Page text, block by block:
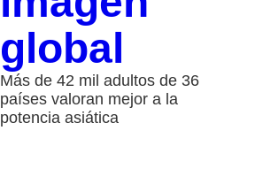
global
Más de 42 mil adultos de 36
países valoran mejor a la
potencia asiática